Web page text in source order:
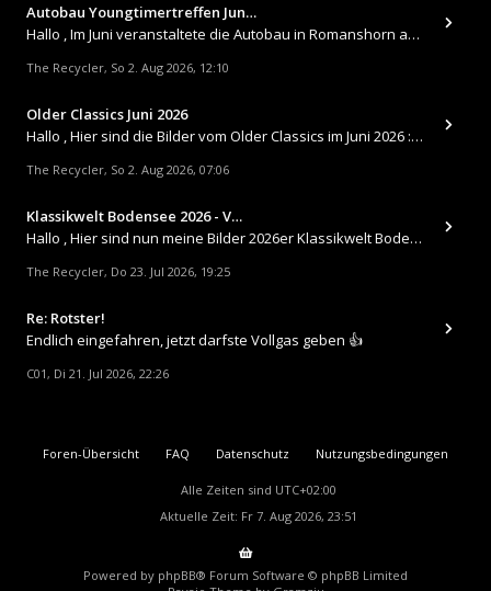
Autobau Youngtimertreffen Jun…
Hallo , Im Juni veranstaltete die Autobau in Romanshorn auf ihrem Gelände ein kleines Youngtimertreffen : https://up.
The Recycler, So 2. Aug 2026, 12:10
Older Classics Juni 2026
​Hallo , Hier sind die Bilder vom Older Classics im Juni 2026 : https://up.picr.de/51155940wd.jpg https://up.pic
The Recycler, So 2. Aug 2026, 07:06
Klassikwelt Bodensee 2026 - V…
Hallo , Hier sind nun meine Bilder 2026er Klassikwelt Bodensee 😀 https://up.picr.de/51125547rb.jpg https://up.pi
The Recycler, Do 23. Jul 2026, 19:25
Re: Rotster!
Endlich eingefahren, jetzt darfste Vollgas geben 👍
C01, Di 21. Jul 2026, 22:26
Foren-Übersicht FAQ Datenschutz Nutzungsbedingungen
Alle Zeiten sind UTC+02:00
Aktuelle Zeit: Fr 7. Aug 2026, 23:51
Powered by phpBB® Forum Software © phpBB Limited